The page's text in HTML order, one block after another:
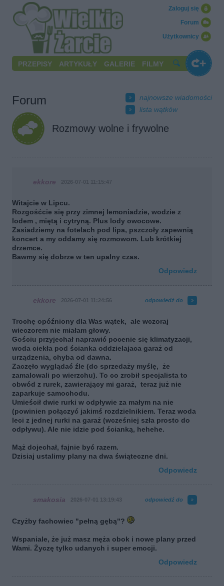
Użytkownicy
Forum
Zaloguj się
PRZEPISY ARTYKUŁY GALERIE FILMY
Forum
najnowsze wiadomości
lista wątków
Rozmowy wolne i frywolne
ekkore
Witajcie w Lipcu.
Rozgośćcie się przy zimnej lemoniadzie, wodzie z
lodem , miętą i cytryną. Plus lody owocowe.
Zasiadziemy na fotelach pod lipa, pszczoły zapewnią
koncert a my oddamy się rozmowom. Lub krótkiej
drzemce.
Bawmy się dobrze w ten upalny czas.
Odpowiedz
ekkore 2026-07-01 11:24:56 odpowiedź do
Trochę opóźniony dla Was wątek, ale wczoraj
wieczorem nie miałam głowy.
Gościu przyjechał naprawić pocenie się klimatyzacji,
woda ciekła pod ścianka oddzielajaca garaż od
urządzenia, chyba od dawna.
Zaczęło wyglądać źle (do sprzedaży myślę, że
zamalowali po wierzchu). To co zrobił specjalista to
obwód z rurek, zawierający mi garaż, teraz już nie
zaparkuje samochodu.
Umieścił dwie rurki w odpływie za małym na nie
(powinien połączyć jakimś rozdzielnikiem. Teraz woda
leci z jednej rurki na garaż (wcześniej szła prosto do
odpływu). Ale nie idzie pod ścianką, hehehe.
Mąż dojechał, fajnie być razem.
Dzisiaj ustalimy plany na dwa świąteczne dni.
Odpowiedz
smakosia 2026-07-01 13:19:43 odpowiedź do
Czyżby fachowiec "pełną gębą"?
Wspaniale, że już masz męża obok i nowe plany przed
Wami. Życzę tylko udanych i super emocji.
Odpowiedz